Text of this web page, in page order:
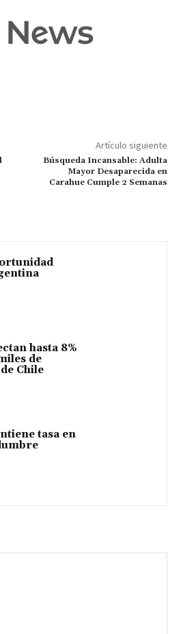
Artículo siguiente
Búsqueda Incansable: Adulta
Mayor Desaparecida en
Carahue Cumple 2 Semanas
hasta 8%
de
Chile
tasa en